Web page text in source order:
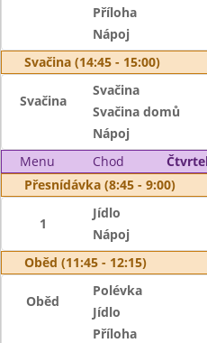
Příloha
Nápoj
Svačina (14:45 - 15:00)
Svačina
Svačina
Svačina domů
Nápoj
Menu
Chod
Přesnídávka (8:45 - 9:00)
1
Jídlo
Nápoj
Oběd (11:45 - 12:15)
Oběd
Polévka
Jídlo
Příloha